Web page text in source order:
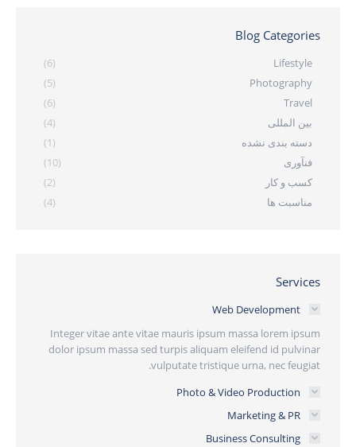
Blog Categories
Lifestyle
(6)
Photography
(5)
Travel
(6)
بین المللی
(4)
دسته بندی نشده
(1)
فنآوری
(10)
کسب و کار
(2)
مناسبت ها
(4)
Services
Web Development
Integer vitae ante vitae mauris ipsum massa lorem ipsum
dolor ipsum massa sed turpis aliquam eleifend id pulvinar
vulputate tristique urna, nec feugiat.
Photo & Video Production
Marketing & PR
Business Consulting